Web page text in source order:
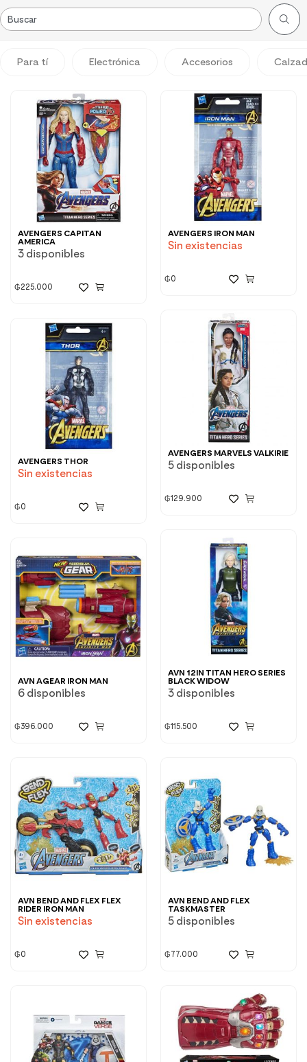
Para tí Electrónica Accesorios
AVENGERS CAPITAN
AMERICA
3 disponibles
₲225.000
AVENGERS IRON MAN
Sin existencias
₲0
AVENGERS MARVELS VALKIRIE
5 disponibles
₲129.900
AVENGERS THOR
Sin existencias
₲0
AVN 12IN TITAN HERO SERIES
BLACK WIDOW
3 disponibles
₲115.500
AVN AGEAR IRON MAN
6 disponibles
₲396.000
AVN BEND AND FLEX FLEX
RIDER IRON MAN
Sin existencias
₲0
AVN BEND AND FLEX
TASKMASTER
5 disponibles
₲ 77.000